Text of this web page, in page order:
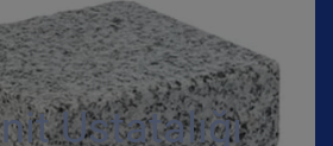
Ustatalığı